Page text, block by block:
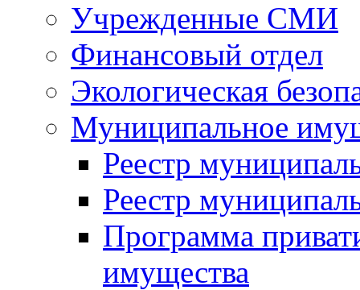
Учрежденные СМИ
Финансовый отдел
Экологическая
Муниципальное
Реестр
Реестр
Программа
имущества